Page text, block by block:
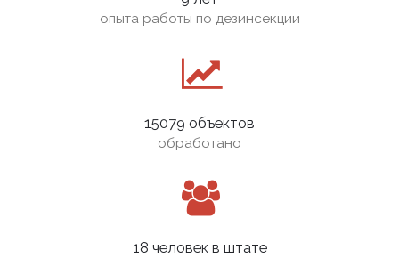
опыта работы по дезинсекции
15079 объектов
обработано
18 человек в штате